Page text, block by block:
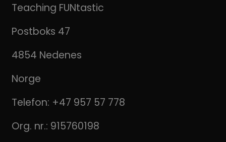
Teaching FUNtastic
Postboks 47
4854 Nedenes
Norge
Telefon: +47 957 57 778
Org. nr.: 915760198